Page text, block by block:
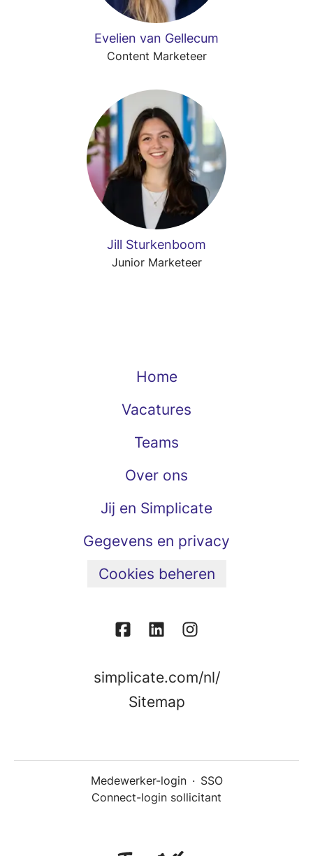
Evelien van Gellecum
Content Marketeer
Jill Sturkenboom
Junior Marketeer
Home
Vacatures
Teams
Over ons
Jij en Simplicate
Gegevens en privacy
Cookies beheren
simplicate.com/nl/
Sitemap
Medewerker-login · SSO
Connect-login sollicitant